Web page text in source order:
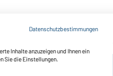
carbon) Men's Knitted
Datenschutzbestimmungen
Inhalte anzuzeigen und Ihnen ein
Sie die Einstellungen.